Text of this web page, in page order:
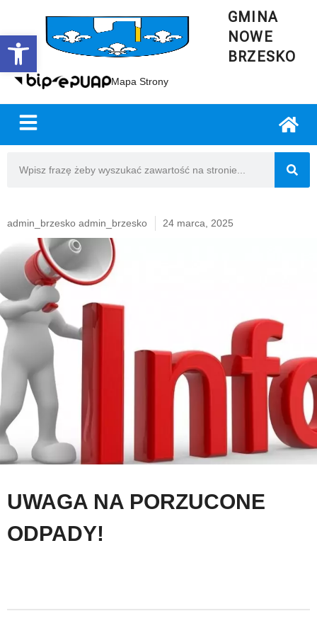
Open toolbar
GMINA
NOWE
BRZESKO
Mapa Strony
admin_brzesko admin_brzesko 24 marca, 2025
UWAGA NA PORZUCONE
ODPADY!